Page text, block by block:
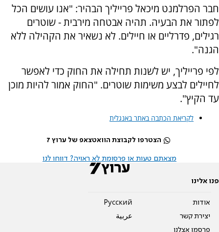
חבר הפרלמנט מיכאל פרייליך הבהיר: "אנו עושים הכל
לפתור את הבעיה. תהיה אבטחה מירבית - שוטרים
רגילים, פדרליים או חיילים. לא נשאיר את הקהילה ללא
הגנה".
לפי פרייליך, יש לשנות תחילה את החוק כדי לאפשר
לחיילים לבצע משימות שוטרים. "החוק אמור להיות מוכן
עד הקיץ".
לקריאת הכתבה באתר באנגלית
הצטרפו לקבוצת הוואטצאפ של ערוץ 7
מצאתם טעות או פרסומת לא ראויה? דווחו לנו
פנו אלינו
אודות
יצירת קשר
פרסמו אצלנו
Pусский
عربية